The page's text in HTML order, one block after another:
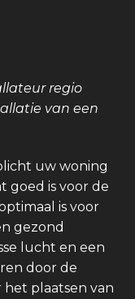
regio
van een
uw woning
goed is voor de
is voor
gezond
lucht en een
door de
het plaatsen van